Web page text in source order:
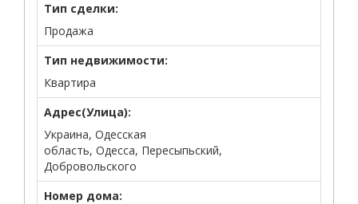
Тип сделки:
Продажа
Тип недвижимости:
Квартира
Адрес(Улица):
Украина, Одесская
область, Одесса, Пересыпьский,
Добровольского
Номер дома: